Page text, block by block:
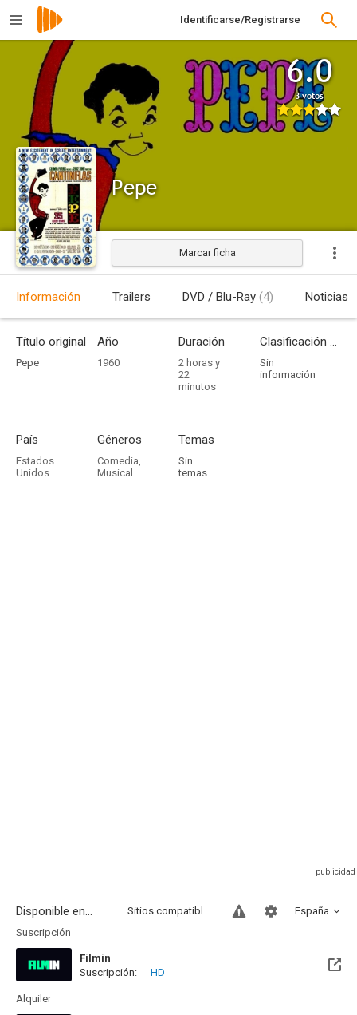
Identificarse/Registrarse
6.0
3 votos
Pepe
Estrenada
Marcar ficha
Información Trailers DVD / Blu-Ray (4) Noticias
Título original
Pepe
Año
1960
Duración
2 horas y
22
minutos
Clasificación por edades
Sin
información
País
Estados
Unidos
Géneros
Comedia,
Musical
Temas
Sin
temas
Disponible en... España
Sitios compatibles
Suscripción
Filmin
Disponible hasta el Mar, 29 Sep 2026 (Queda 1 mes)
Suscripción: HD
Alquiler